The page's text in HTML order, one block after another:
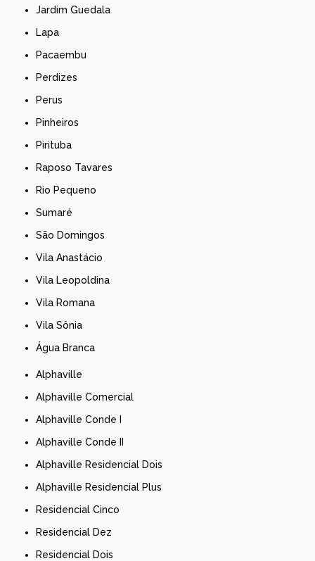
Jardim Guedala
Lapa
Pacaembu
Perdizes
Perus
Pinheiros
Pirituba
Raposo Tavares
Rio Pequeno
Sumaré
São Domingos
Vila Anastácio
Vila Leopoldina
Vila Romana
Vila Sônia
Água Branca
Alphaville
Alphaville Comercial
Alphaville Conde I
Alphaville Conde II
Alphaville Residencial Dois
Alphaville Residencial Plus
Residencial Cinco
Residencial Dez
Residencial Dois